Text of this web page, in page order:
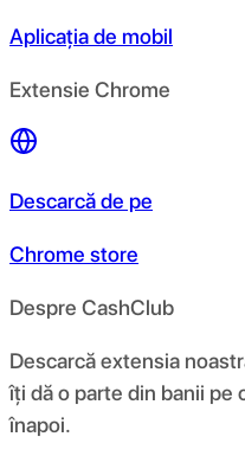
Aplicația de mobil
Extensie Chrome
Descarcă de pe
Chrome store
Despre CashClub
Descarcă extensia
îți dă o parte din banii pe
înapoi.